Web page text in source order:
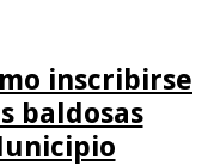
inscribirse
baldosas